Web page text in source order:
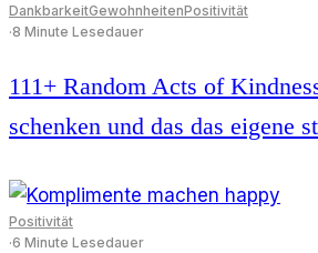
DankbarkeitGewohnheitenPositivität
·8 Minute Lesedauer
111+ Random Acts of
schenken und das das eigene
Positivität
·6 Minute Lesedauer